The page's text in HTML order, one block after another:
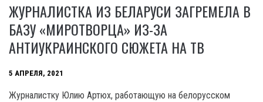
ЖУРНАЛИСТКА ИЗ БЕЛАРУСИ ЗАГРЕМЕЛА В
БАЗУ «МИРОТВОРЦА» ИЗ-ЗА
АНТИУКРАИНСКОГО СЮЖЕТА НА ТВ
5 АПРЕЛЯ, 2021
Журналистку Юлию Артюх, работающую на белорусском